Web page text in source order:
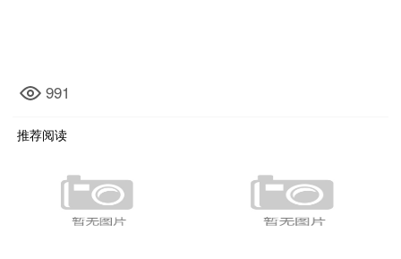
991
推荐阅读